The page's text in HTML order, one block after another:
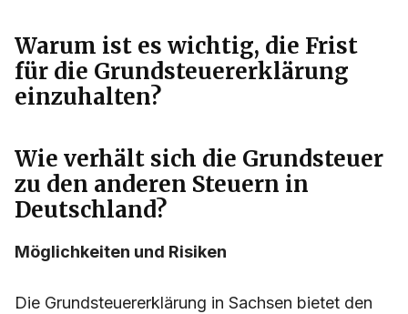
Warum ist es wichtig, die Frist
für die Grundsteuererklärung
einzuhalten?
Wie verhält sich die Grundsteuer
zu den anderen Steuern in
Deutschland?
Möglichkeiten und Risiken
Die Grundsteuererklärung in Sachsen bietet den